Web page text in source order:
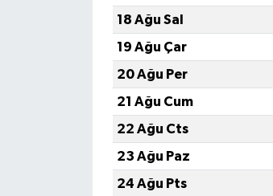
18 Ağu Sal
19 Ağu Çar
20 Ağu Per
21 Ağu Cum
22 Ağu Cts
23 Ağu Paz
24 Ağu Pts